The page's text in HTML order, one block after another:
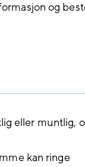
og
eller muntlig,
kan ringe